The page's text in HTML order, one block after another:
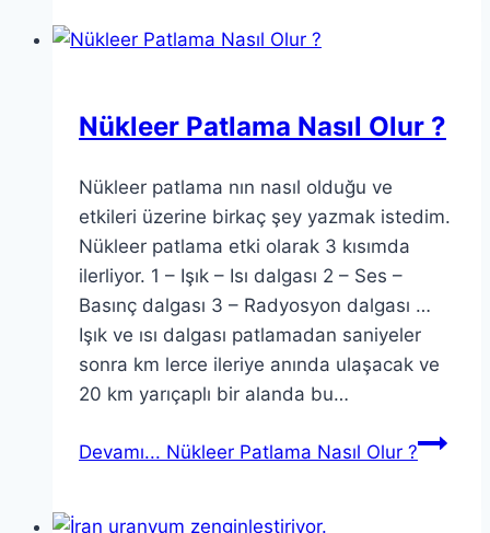
Nükleer Patlama Nasıl Olur ?
Nükleer patlama nın nasıl olduğu ve
etkileri üzerine birkaç şey yazmak istedim.
Nükleer patlama etki olarak 3 kısımda
ilerliyor. 1 – Işık – Isı dalgası 2 – Ses –
Basınç dalgası 3 – Radyosyon dalgası …
Işık ve ısı dalgası patlamadan saniyeler
sonra km lerce ileriye anında ulaşacak ve
20 km yarıçaplı bir alanda bu…
Devamı... Nükleer Patlama Nasıl Olur ?